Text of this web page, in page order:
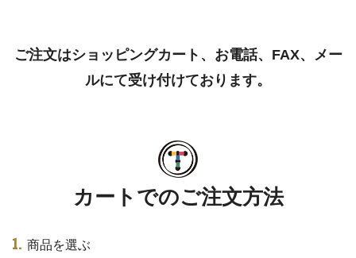
ご注文はショッピングカート、お電話、FAX、メー
ルにて受け付けております。
カートでのご注文方法
商品を選ぶ